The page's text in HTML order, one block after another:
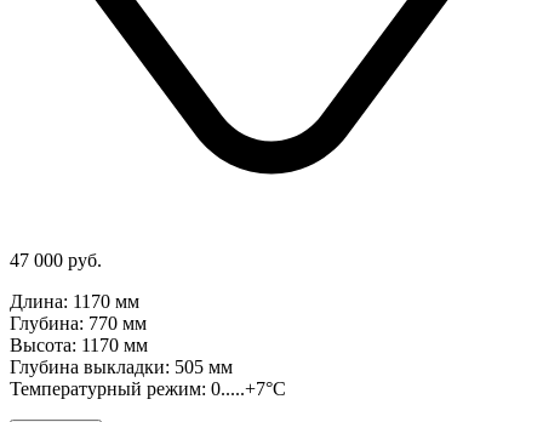
47 000 руб.
Длина: 1170 мм
Глубина: 770 мм
Высота: 1170 мм
Глубина выкладки: 505 мм
Температурный режим: 0.....+7°C